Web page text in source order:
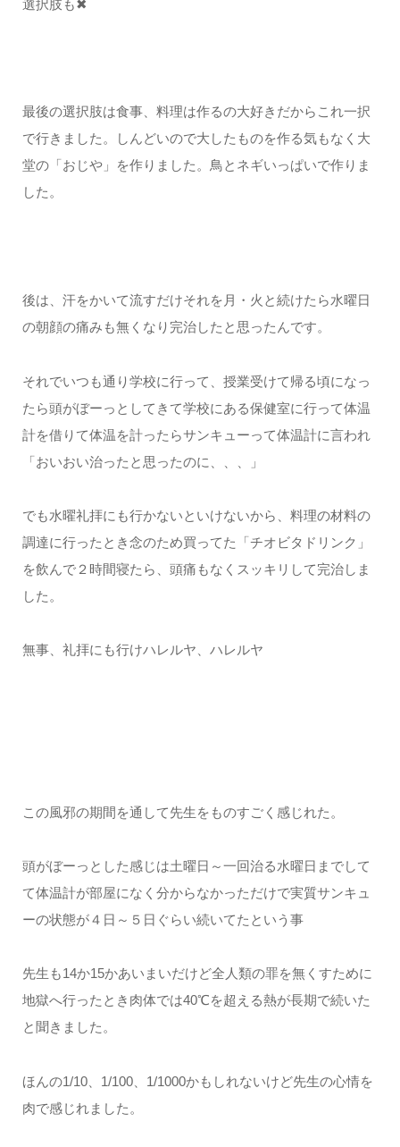
選択肢も✖
最後の選択肢は食事、料理は作るの大好きだからこれ一択
で行きました。しんどいので大したものを作る気もなく大
堂の「おじや」を作りました。鳥とネギいっぱいで作りま
した。
後は、汗をかいて流すだけそれを月・火と続けたら水曜日
の朝顔の痛みも無くなり完治したと思ったんです。
それでいつも通り学校に行って、授業受けて帰る頃になっ
たら頭がぼーっとしてきて学校にある保健室に行って体温
計を借りて体温を計ったらサンキューって体温計に言われ
「おいおい治ったと思ったのに、、、」
でも水曜礼拝にも行かないといけないから、料理の材料の
調達に行ったとき念のため買ってた「チオビタドリンク」
を飲んで２時間寝たら、頭痛もなくスッキリして完治しま
した。
無事、礼拝にも行けハレルヤ、ハレルヤ
この風邪の期間を通して先生をものすごく感じれた。
頭がぼーっとした感じは土曜日～一回治る水曜日までして
て体温計が部屋になく分からなかっただけで実質サンキュ
ーの状態が４日～５日ぐらい続いてたという事
先生も14か15かあいまいだけど全人類の罪を無くすために
地獄へ行ったとき肉体では40℃を超える熱が長期で続いた
と聞きました。
ほんの1/10、1/100、1/1000かもしれないけど先生の心情を
肉で感じれました。